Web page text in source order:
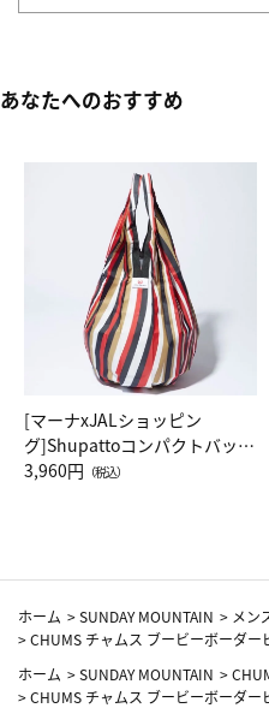
あなたへのおすすめ
[マーナxJALショッピン
グ]Shupattoコンパクトバッグ
Drop JAL客室乗務員（LC）ス
3,960円 （税込）
ホーム >SUNDAY MOUNTAIN > メン
>CHUMS チャムス ブービーボーダー
ホーム >SUNDAY MOUNTAIN >
>CHUMS チャムス ブービーボーダー